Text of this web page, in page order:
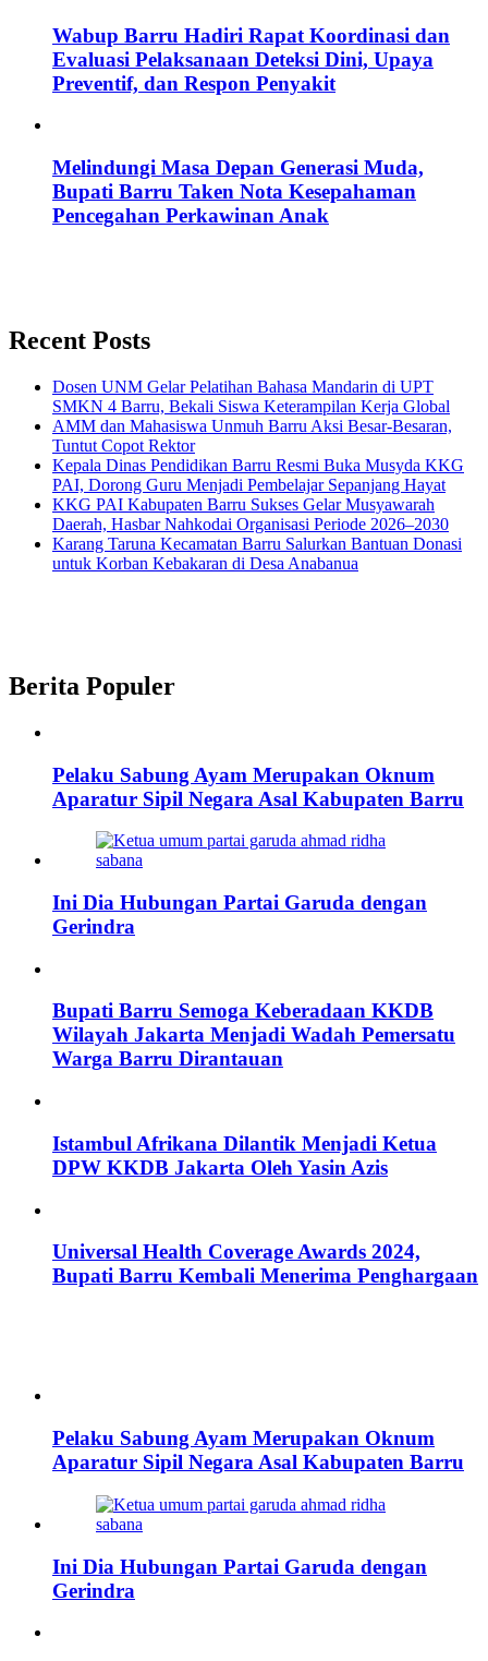
Wabup Barru Hadiri Rapat Koordinasi dan
Evaluasi Pelaksanaan Deteksi Dini, Upaya
Preventif, dan Respon Penyakit
Melindungi Masa Depan Generasi Muda,
Bupati Barru Taken Nota Kesepahaman
Pencegahan Perkawinan Anak
Recent Posts
Dosen UNM Gelar Pelatihan Bahasa Mandarin di UPT
SMKN 4 Barru, Bekali Siswa Keterampilan Kerja Global
AMM dan Mahasiswa Unmuh Barru Aksi Besar-Besaran,
Tuntut Copot Rektor
Kepala Dinas Pendidikan Barru Resmi Buka Musyda KKG
PAI, Dorong Guru Menjadi Pembelajar Sepanjang Hayat
KKG PAI Kabupaten Barru Sukses Gelar Musyawarah
Daerah, Hasbar Nahkodai Organisasi Periode 2026–2030
Karang Taruna Kecamatan Barru Salurkan Bantuan Donasi
untuk Korban Kebakaran di Desa Anabanua
Berita Populer
Pelaku Sabung Ayam Merupakan Oknum
Aparatur Sipil Negara Asal Kabupaten Barru
Ini Dia Hubungan Partai Garuda dengan
Gerindra
Bupati Barru Semoga Keberadaan KKDB
Wilayah Jakarta Menjadi Wadah Pemersatu
Warga Barru Dirantauan
Istambul Afrikana Dilantik Menjadi Ketua
DPW KKDB Jakarta Oleh Yasin Azis
Universal Health Coverage Awards 2024,
Bupati Barru Kembali Menerima Penghargaan
Pelaku Sabung Ayam Merupakan Oknum
Aparatur Sipil Negara Asal Kabupaten Barru
Ini Dia Hubungan Partai Garuda dengan
Gerindra